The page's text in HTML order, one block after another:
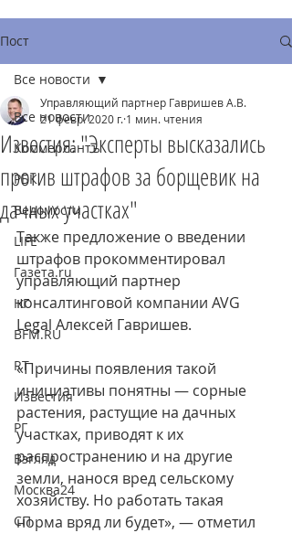
Пост
Все новости
Коммерсантъ
РБК
Ведомости
LIFE
Газета.ru
НГ
BFM.RU
RT
Известия
РГ
Взгляд
Москва24
СП
Все новости
Известия: "Эксперты высказались
против штрафов за борщевик на
дачных участках"
Управляющий партнер Гавришев А.В.
21 февр. 2020 г. 1 мин. чтения
Также предложение о введении
штрафов прокомментировал
управляющий партнер
консалтинговой компании AVG
Legal Алексей Гавришев.
«Причины появления такой
инициативы понятны — сорные
растения, растущие на дачных
участках, приводят к их
распространению и на другие
земли, нанося вред сельскому
хозяйству. Но работать такая
норма вряд ли будет», — отметил